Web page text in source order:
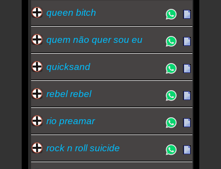
queen bitch
quem não quer sou eu
quicksand
rebel rebel
rio preamar
rock n roll suicide